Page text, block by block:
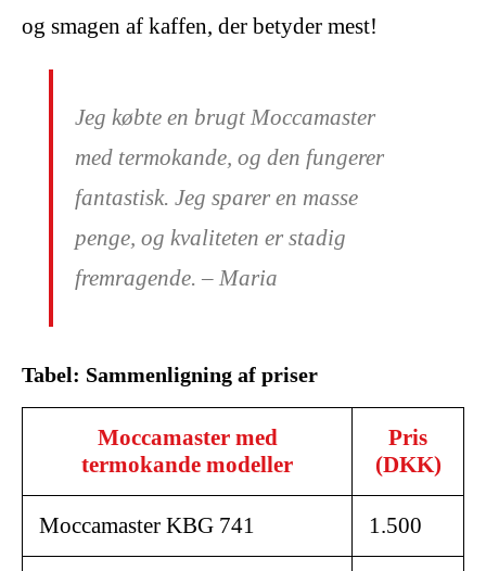
og smagen af kaffen, der betyder mest!
Jeg købte en brugt Moccamaster
med termokande, og den fungerer
fantastisk. Jeg sparer en masse
penge, og kvaliteten er stadig
fremragende. – Maria
Tabel: Sammenligning af priser
Moccamaster med
termokande modeller
Pris
(DKK)
Moccamaster KBG 741 1.500